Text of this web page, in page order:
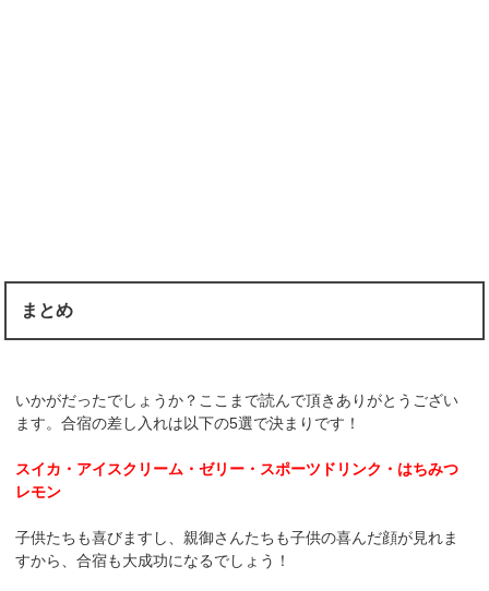
まとめ
いかがだったでしょうか？ここまで読んで頂きありがとうござい
ます。合宿の差し入れは以下の5選で決まりです！
スイカ・アイスクリーム・ゼリー・スポーツドリンク・はちみつ
レモン
子供たちも喜びますし、親御さんたちも子供の喜んだ顔が見れま
すから、合宿も大成功になるでしょう！